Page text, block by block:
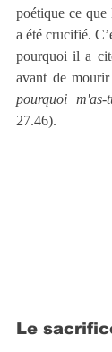
poétique ce que
a été crucifié.
pourquoi il a
avant de
pourquoi
27.46).
Le